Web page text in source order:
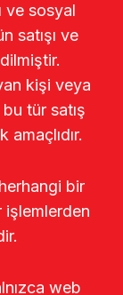
ve sosyal
satışı ve
kişi veya
tür satış
amaçlıdır.
bir
işlemlerden
web